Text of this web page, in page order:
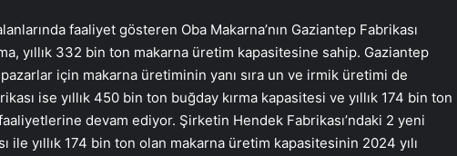
faaliyet gösteren Oba Makarna’nın Gaziantep Fabrikası
yıllık 332 bin ton makarna üretim kapasitesine sahip. Gaziantep
için makarna üretiminin yanı sıra un ve irmik üretimi de
ise yıllık 450 bin ton buğday kırma kapasitesi ve yıllık 174 bin ton
devam ediyor. Şirketin Hendek Fabrikası’ndaki 2 yeni
ile yıllık 174 bin ton olan makarna üretim kapasitesinin 2024 yılı